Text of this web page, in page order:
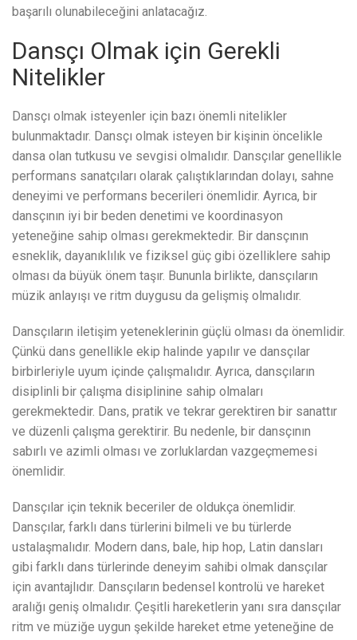
başarılı olunabileceğini anlatacağız.
Dansçı Olmak için Gerekli
Nitelikler
Dansçı olmak isteyenler için bazı önemli nitelikler
bulunmaktadır. Dansçı olmak isteyen bir kişinin öncelikle
dansa olan tutkusu ve sevgisi olmalıdır. Dansçılar genellikle
performans sanatçıları olarak çalıştıklarından dolayı, sahne
deneyimi ve performans becerileri önemlidir. Ayrıca, bir
dansçının iyi bir beden denetimi ve koordinasyon
yeteneğine sahip olması gerekmektedir. Bir dansçının
esneklik, dayanıklılık ve fiziksel güç gibi özelliklere sahip
olması da büyük önem taşır. Bununla birlikte, dansçıların
müzik anlayışı ve ritm duygusu da gelişmiş olmalıdır.
Dansçıların iletişim yeteneklerinin güçlü olması da önemlidir.
Çünkü dans genellikle ekip halinde yapılır ve dansçılar
birbirleriyle uyum içinde çalışmalıdır. Ayrıca, dansçıların
disiplinli bir çalışma disiplinine sahip olmaları
gerekmektedir. Dans, pratik ve tekrar gerektiren bir sanattır
ve düzenli çalışma gerektirir. Bu nedenle, bir dansçının
sabırlı ve azimli olması ve zorluklardan vazgeçmemesi
önemlidir.
Dansçılar için teknik beceriler de oldukça önemlidir.
Dansçılar, farklı dans türlerini bilmeli ve bu türlerde
ustalaşmalıdır. Modern dans, bale, hip hop, Latin dansları
gibi farklı dans türlerinde deneyim sahibi olmak dansçılar
için avantajlıdır. Dansçıların bedensel kontrolü ve hareket
aralığı geniş olmalıdır. Çeşitli hareketlerin yanı sıra dansçılar
ritm ve müziğe uygun şekilde hareket etme yeteneğine de